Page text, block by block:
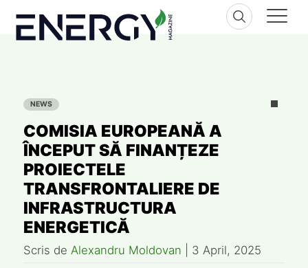
content
NEWS
COMISIA EUROPEANĂ A
ÎNCEPUT SĂ FINANȚEZE
PROIECTELE
TRANSFRONTALIERE DE
INFRASTRUCTURA
ENERGETICĂ
Scris de Alexandru Moldovan 3 April, 2025